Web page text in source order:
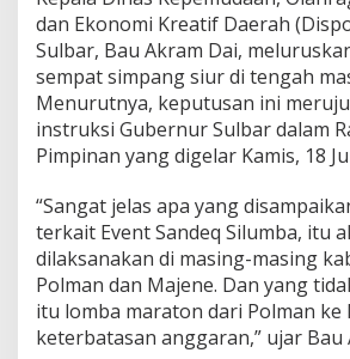
K
i
n
i
D
i
a
l
h
k
a
n
k
e
P
dan Ekonomi Kreatif Daerah
Sulbar, Bau Akram Dai,
sempat simpang siur di tengah
Menurutnya, keputusan ini
instruksi Gubernur Sulbar dalam
Pimpinan yang digelar Kamis, 18
“Sangat jelas apa yang
terkait Event Sandeq Silumba, itu
dilaksanakan di masing-masing
Polman dan Majene. Dan yang
itu lomba maraton dari Polman ke
keterbatasan anggaran,” ujar Bau